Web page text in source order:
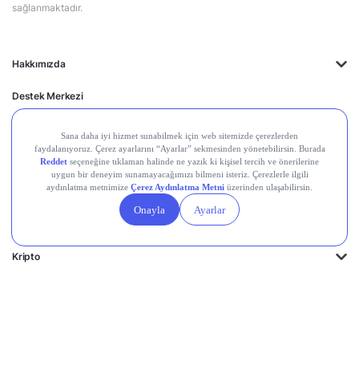
Hakkımızda
Destek Merkezi
Midas Akademi
Borsa Terimleri
Kripto
sağlanmaktadır.